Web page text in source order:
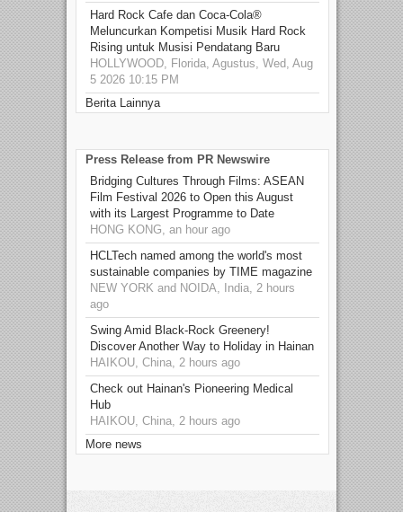
Hard Rock Cafe dan Coca-Cola®
Meluncurkan Kompetisi Musik Hard Rock
Rising untuk Musisi Pendatang Baru
HOLLYWOOD, Florida, Agustus, Wed, Aug
5 2026 10:15 PM
Berita Lainnya
Press Release from PR Newswire
Bridging Cultures Through Films: ASEAN
Film Festival 2026 to Open this August
with its Largest Programme to Date
HONG KONG, an hour ago
HCLTech named among the world's most
sustainable companies by TIME magazine
NEW YORK and NOIDA, India, 2 hours
ago
Swing Amid Black‑Rock Greenery!
Discover Another Way to Holiday in Hainan
HAIKOU, China, 2 hours ago
Check out Hainan's Pioneering Medical
Hub
HAIKOU, China, 2 hours ago
More news